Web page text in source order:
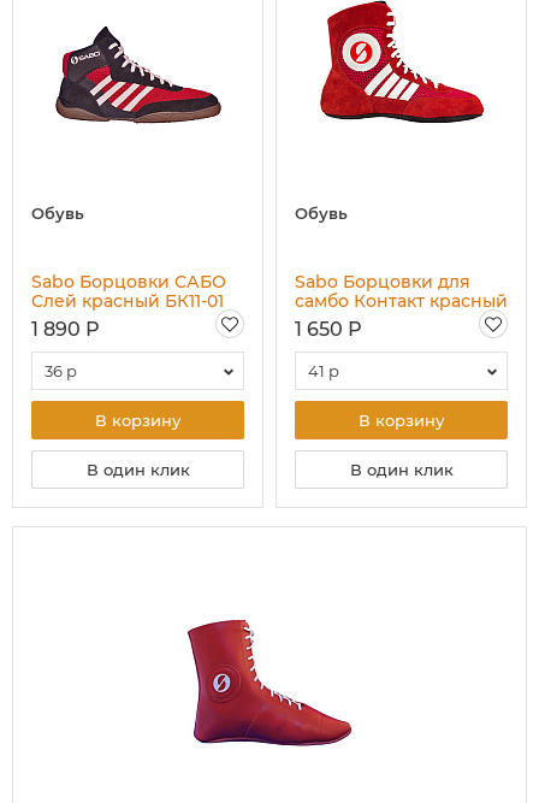
Обувь
Sabo Борцовки САБО
Слей красный БК11-01
1 890 Р
36 р
В корзину
В один клик
Обувь
Sabo Борцовки для
самбо Контакт красный
БС12-11
1 650 Р
41 р
В корзину
В один клик